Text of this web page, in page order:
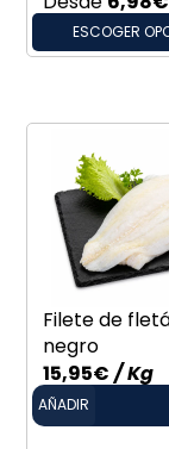
ESCOGER
Filete de
negro
15,95€/ Kg
AÑADIR